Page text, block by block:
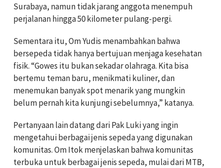
Surabaya, namun tidak jarang anggota menempuh
perjalanan hingga 50 kilometer pulang-pergi.
Sementara itu, Om Yudis menambahkan bahwa
bersepeda tidak hanya bertujuan menjaga kesehatan
fisik. “Gowes itu bukan sekadar olahraga. Kita bisa
bertemu teman baru, menikmati kuliner, dan
menemukan banyak spot menarik yang mungkin
belum pernah kita kunjungi sebelumnya,” katanya.
Pertanyaan lain datang dari Pak Luki yang ingin
mengetahui berbagai jenis sepeda yang digunakan
komunitas. Om Itok menjelaskan bahwa komunitas
terbuka untuk berbagai jenis sepeda, mulai dari MTB,